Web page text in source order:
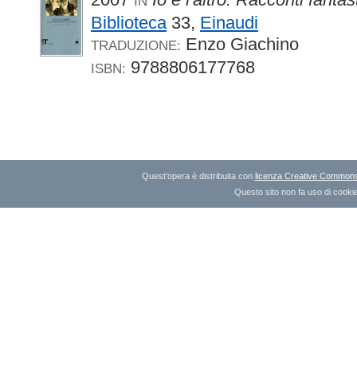
Biblioteca33, Einaudi
TRADUZIONE: Enzo Giachino
ISBN: 9788806177768
Quest'opera è distribuita con licenza Creative
Questo sito non fa uso di